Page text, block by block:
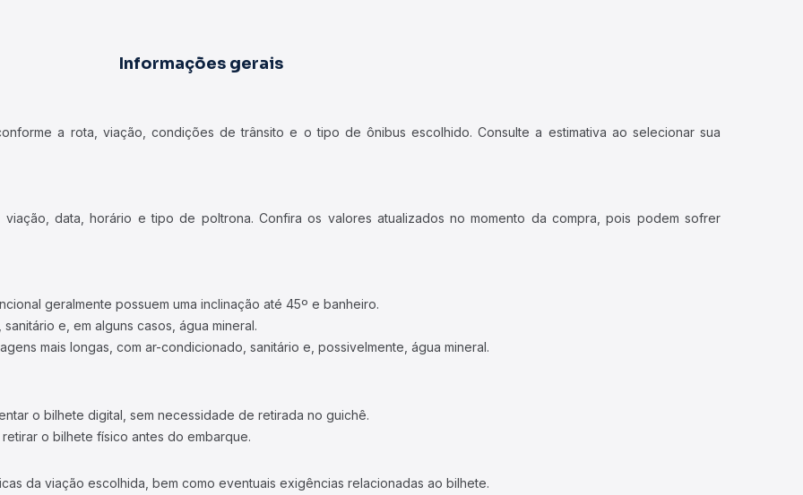
Informações gerais
a rota, viação, condições de trânsito e o tipo de ônibus escolhido. Consulte a estimativa ao selecionar sua
data, horário e tipo de poltrona. Confira os valores atualizados no momento da compra, pois podem sofrer
geralmente possuem uma inclinação até 45º e banheiro.
e, em alguns casos, água mineral.
mais longas, com ar-condicionado, sanitário e, possivelmente, água mineral.
o bilhete digital, sem necessidade de retirada no guichê.
o bilhete físico antes do embarque.
da viação escolhida, bem como eventuais exigências relacionadas ao bilhete.